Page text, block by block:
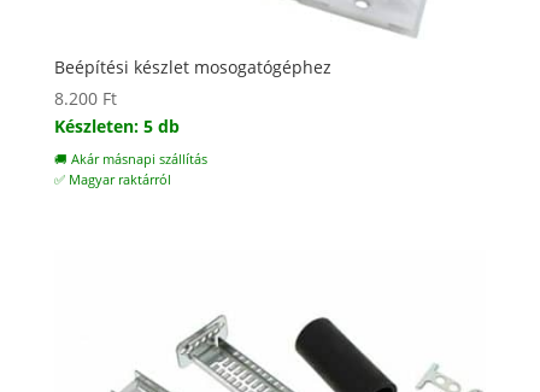
Beépítési készlet mosogatógéphez
8.200 Ft
Készleten: 5 db
🚚 Akár másnapi szállítás
✅ Magyar raktárról